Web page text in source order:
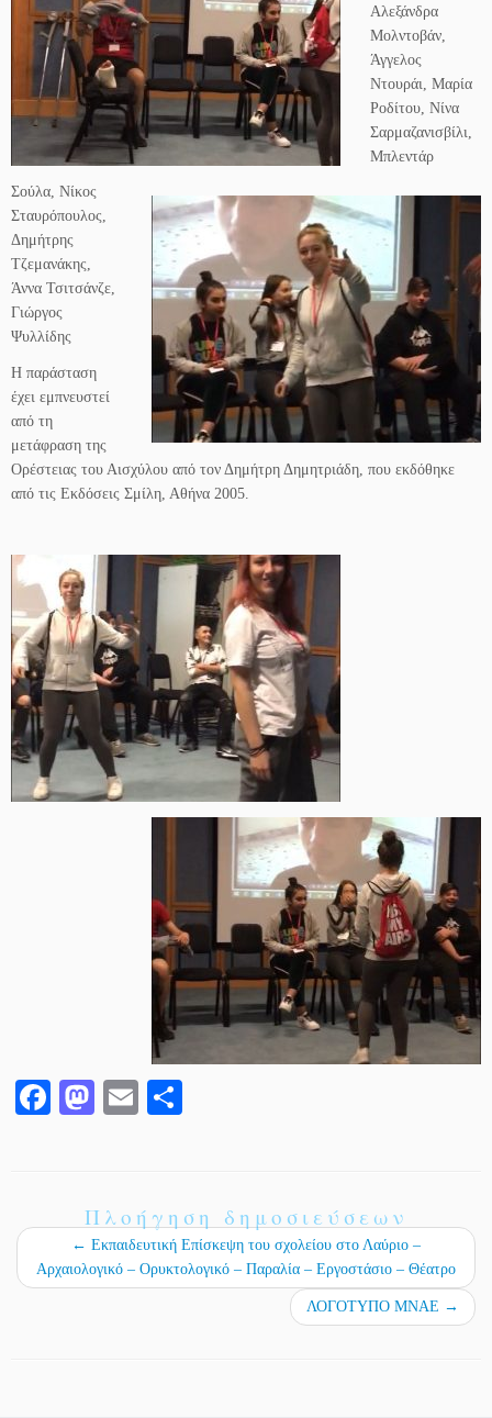
Αλεξάνδρα
Μολντοβάν,
Άγγελος
Ντουράι, Μαρία
Ροδίτου, Νίνα
Σαρμαζανισβίλι,
Μπλεντάρ
Σούλα, Νίκος
Σταυρόπουλος,
Δημήτρης
Τζεμανάκης,
Άννα Τσιτσάνζε,
Γιώργος
Ψυλλίδης
Η παράσταση
έχει εμπνευστεί
από τη
μετάφραση της
Ορέστειας του Αισχύλου από τον Δημήτρη Δημητριάδη, που εκδόθηκε
από τις Εκδόσεις Σμίλη, Αθήνα 2005.
Fa
ok
M
do
n
E
στ
εί
Πλοήγηση δημοσιεύσεων
← Εκπαιδευτική Επίσκεψη του σχολείου στο Λαύριο –
Αρχαιολογικό – Ορυκτολογικό – Παραλία – Εργοστάσιο – Θέατρο
ΛΟΓΟΤΥΠΟ ΜΝΑΕ →